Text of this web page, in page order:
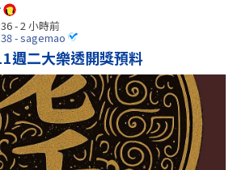
-2 小時前
- sagemao
週二大樂透開獎預料